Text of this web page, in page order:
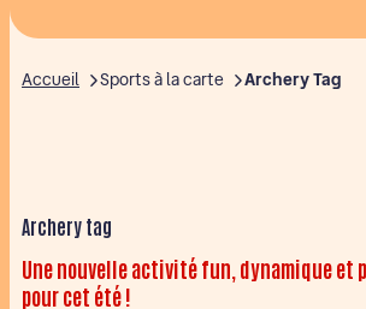
Infos pratiques & Conseils
Accueil Sports à la carte Archery Tag
Archery tag
Une nouvelle activité fun, dynamique et
pour cet été !